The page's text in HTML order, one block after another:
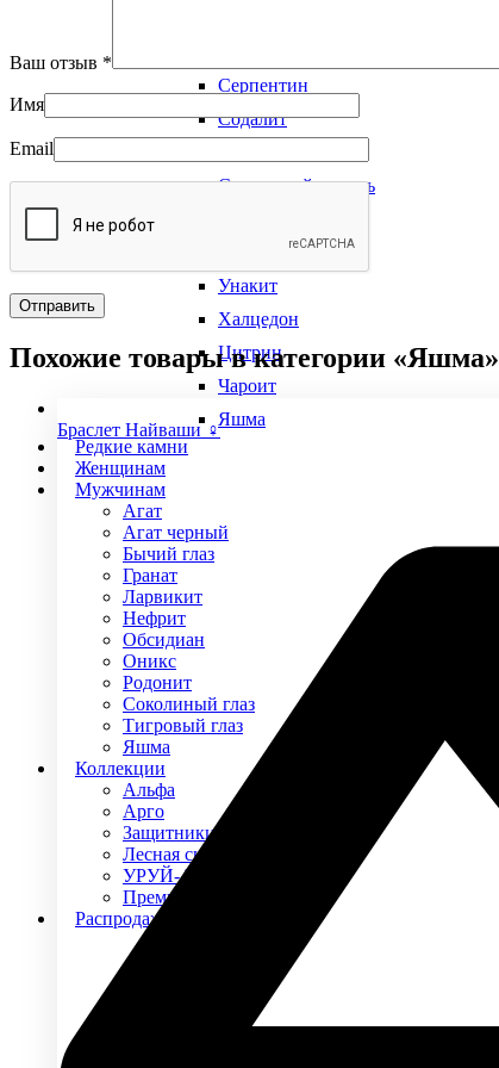
Серпентин
Содалит
Солнечный камень
Турмалин
Унакит
Халцедон
Цитрин
Чароит
Яшма
Редкие камни
Женщинам
Мужчинам
Агат
Агат черный
Бычий глаз
Гранат
Ларвикит
Нефрит
Обсидиан
Оникс
Родонит
Соколиный глаз
Тигровый глаз
Яшма
Коллекции
Альфа
Арго
Защитники
Лесная сказка
УРУЙ-АЙХАЛ
Премиум
Распродажа
Ваш отзыв *
Имя
Email
Похожие товары в категории «Яшма»
Браслет Найваши ♀